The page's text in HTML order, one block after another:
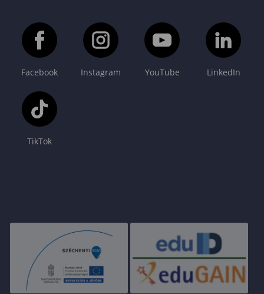
Facebook Instagram YouTube LinkedIn
TikTok